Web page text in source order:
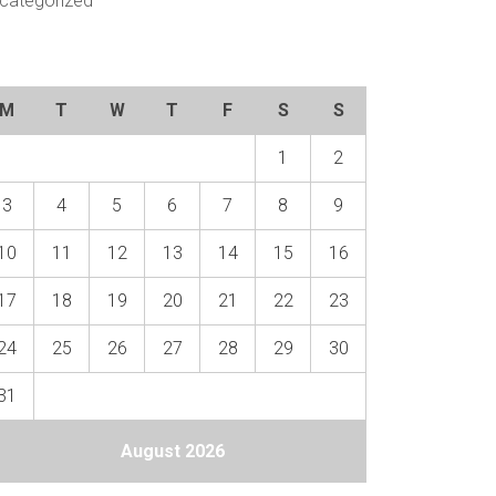
August 2026
M T W T F S S
1 2
3 4 5 6 7 8 9
11 12 13 14 15 16
18 19 20 21 22 23
25 26 27 28 29 30